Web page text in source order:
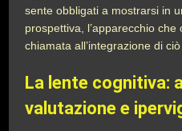
sente obbligati a mostrarsi in
prospettiva, l’apparecchio
chiamata all’integrazione di
La lente cognitiva:
valutazione e